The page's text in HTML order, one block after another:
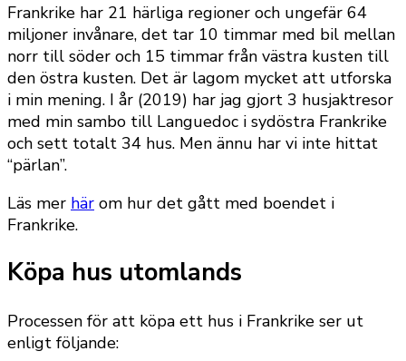
Frankrike har 21 härliga regioner och ungefär 64
miljoner invånare, det tar 10 timmar med bil mellan
norr till söder och 15 timmar från västra kusten till
den östra kusten. Det är lagom mycket att utforska
i min mening. I år (2019) har jag gjort 3 husjaktresor
med min sambo till Languedoc i sydöstra Frankrike
och sett totalt 34 hus. Men ännu har vi inte hittat
“pärlan”.
Läs mer här om hur det gått med boendet i
Frankrike.
Köpa hus utomlands
Processen för att köpa ett hus i Frankrike ser ut
enligt följande: